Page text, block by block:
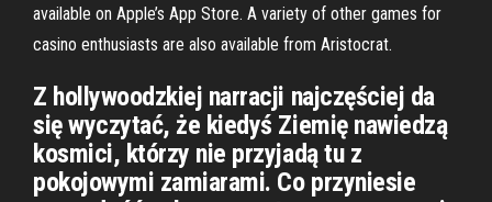
available on Apple’s App Store. A variety of other games for
casino enthusiasts are also available from Aristocrat.
Z hollywoodzkiej narracji najczęściej da
się wyczytać, że kiedyś Ziemię nawiedzą
kosmici, którzy nie przyjadą tu z
pokojowymi zamiarami. Co przyniesie